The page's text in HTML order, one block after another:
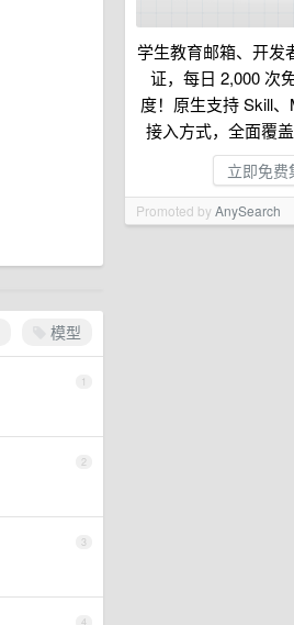
学生教育邮箱、开发
证，每日 2,000 次
度！原生支持 Skill
接入方式，全面覆盖
立即免费
Promoted byAnySearch
模型
1
2
3